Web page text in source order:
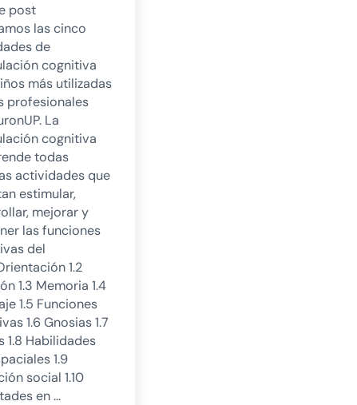
post
las cinco
de
cognitiva
más utilizadas
profesionales
La
cognitiva
todas
actividades que
estimular,
mejorar y
las funciones
del
1.2
1.3 Memoria 1.4
1.5 Funciones
1.6 Gnosias 1.7
1.8 Habilidades
1.9
social 1.10
en …